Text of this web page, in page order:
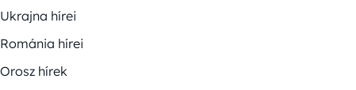
Ukrajna hírei
Románia hírei
Orosz hírek